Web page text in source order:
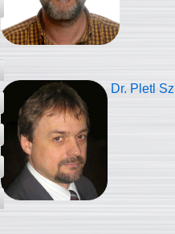
Dr. Pletl